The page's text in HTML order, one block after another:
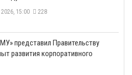
2026, 15:00 228
представил Правительству
развития корпоративного